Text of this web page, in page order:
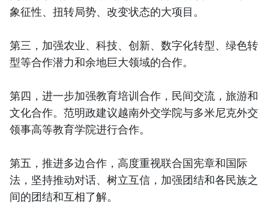
象征性、扭转局势、改变状态的大项目。
第三，加强农业、科技、创新、数字化转型、绿色转
型等合作潜力和余地巨大领域的合作。
第四，进一步加强教育培训合作，民间交流，旅游和
文化合作。范明政建议越南外交学院与多米尼克外交
领事高等教育学院进行合作。
第五，推进多边合作，高度重视联合国宪章和国际
法，坚持推动对话、树立互信，加强团结和各民族之
间的团结和互相了解。